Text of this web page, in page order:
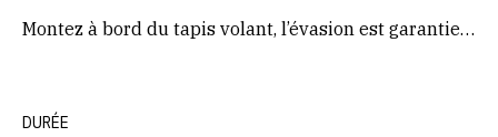
Montez à bord du tapis volant, l’évasion est garantie…
DURÉE